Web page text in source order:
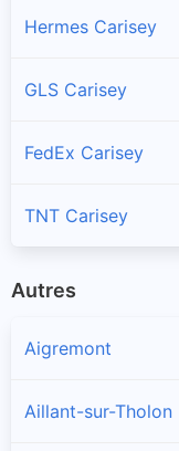
Hermes Carisey
GLS Carisey
FedEx Carisey
TNT Carisey
Autres
Aigremont
Aillant-sur-Tholon